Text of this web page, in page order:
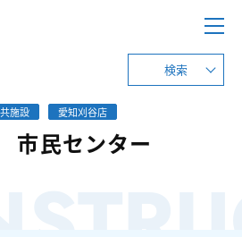
検索
施設 愛知刈谷店
民センター